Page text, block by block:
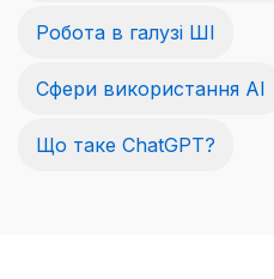
Робота в галузі ШІ
Сфери використання AI
Що таке ChatGPT?